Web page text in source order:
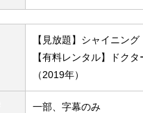
【見放題】シャイニング
【有料レンタル】ドク
（2019年）
一部、字幕のみ